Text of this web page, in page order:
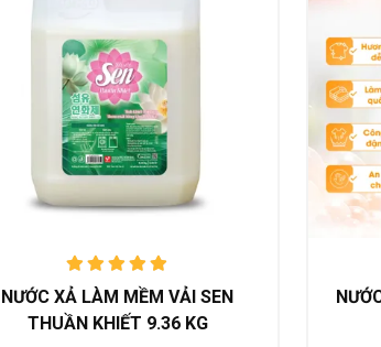
Được xếp
hạng5.00
trên 5
NƯỚC XẢ LÀM MỀM VẢI SEN
THUẦN KHIẾT 9.36 KG